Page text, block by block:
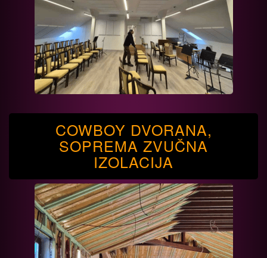
COWBOY DVORANA,
SOPREMA ZVUČNA
IZOLACIJA